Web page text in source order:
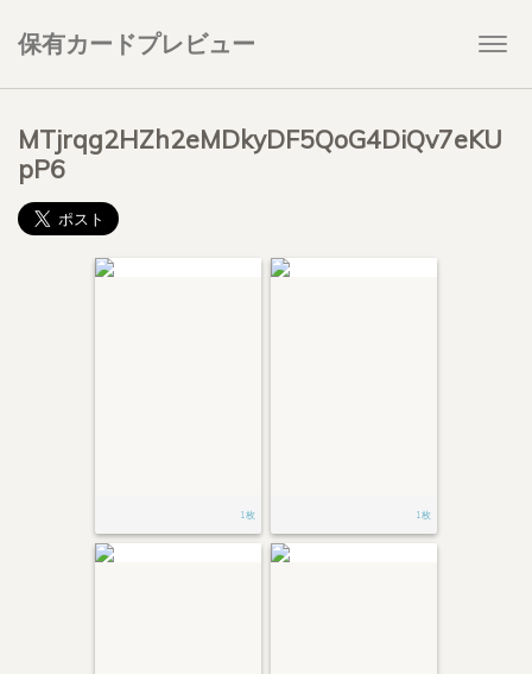
保有カードプレビュー
MTjrqg2HZh2eMDkyDF5QoG4DiQv7eKU
pP6
1枚 1枚